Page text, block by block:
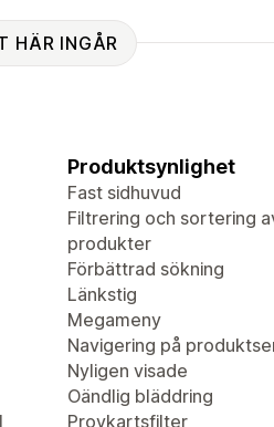
HÄR INGÅR
Produktsynlighet
Fast sidhuvud
Filtrering och sortering
produkter
Förbättrad sökning
Länkstig
Megameny
Navigering på
Nyligen visade
Oändlig bläddring
Provkartsfilter